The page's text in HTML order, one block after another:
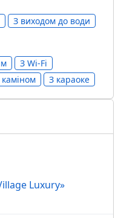
З виходом до води
З Wi-Fi
З караоке
Luxury»